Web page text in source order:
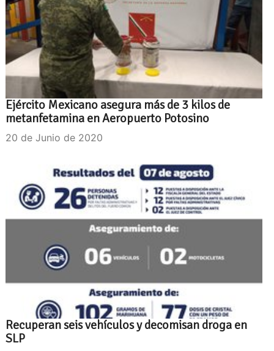
Ejército Mexicano asegura más de 3 kilos de
metanfetamina en Aeropuerto Potosino
20 de Junio de 2020
Recuperan seis vehículos y decomisan droga en
SLP